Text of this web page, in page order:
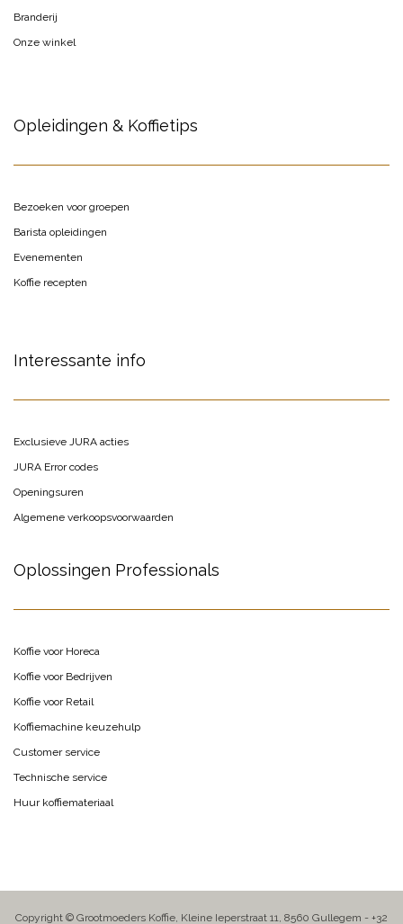
Branderij
Onze winkel
Opleidingen & Koffietips
Bezoeken voor groepen
Barista opleidingen
Evenementen
Koffie recepten
Interessante info
Exclusieve JURA acties
JURA Error codes
Openingsuren
Algemene verkoopsvoorwaarden
Oplossingen Professionals
Koffie voor Horeca
Koffie voor Bedrijven
Koffie voor Retail
Koffiemachine keuzehulp
Customer service
Technische service
Huur koffiemateriaal
Copyright © Grootmoeders Koffie, Kleine Ieperstraat 11, 8560 Gullegem - +32